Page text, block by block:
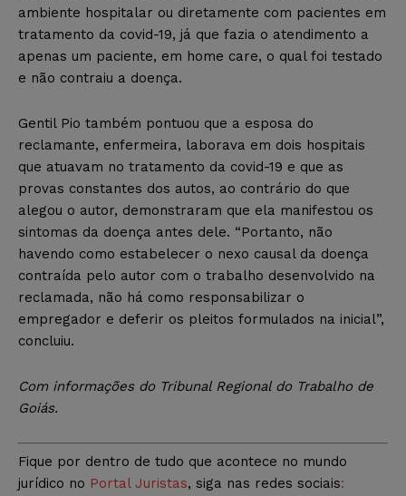
ambiente hospitalar ou diretamente com pacientes em
tratamento da covid-19, já que fazia o atendimento a
apenas um paciente, em home care, o qual foi testado
e não contraiu a doença.
Gentil Pio também pontuou que a esposa do
reclamante, enfermeira, laborava em dois hospitais
que atuavam no tratamento da covid-19 e que as
provas constantes dos autos, ao contrário do que
alegou o autor, demonstraram que ela manifestou os
sintomas da doença antes dele. “Portanto, não
havendo como estabelecer o nexo causal da doença
contraída pelo autor com o trabalho desenvolvido na
reclamada, não há como responsabilizar o
empregador e deferir os pleitos formulados na inicial”,
concluiu.
Com informações do Tribunal Regional do Trabalho de
Goiás.
Fique por dentro de tudo que acontece no mundo
jurídico no Portal Juristas, siga nas redes sociais: